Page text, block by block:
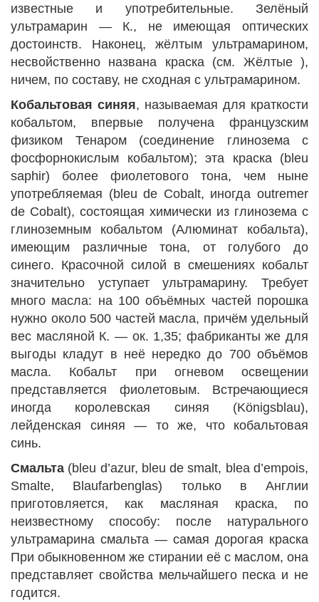
известные и употребительные. Зелёный
ультрамарин — К., не имеющая оптических
достоинств. Наконец, жёлтым ультрамарином,
несвойственно названа краска (см. Жёлтые ),
ничем, по составу, не сходная с ультрамарином.
Кобальтовая синяя, называемая для краткости
кобальтом, впервые получена французским
физиком Тенаром (соединение глинозема с
фосфорнокислым кобальтом); эта краска (bleu
saphir) более фиолетового тона, чем ныне
употребляемая (bleu de Cobalt, иногда outremer
de Cobalt), состоящая химически из глинозема с
глиноземным кобальтом (Алюминат кобальта),
имеющим различные тона, от голубого до
синего. Красочной силой в смешениях кобальт
значительно уступает ультрамарину. Требует
много масла: на 100 объёмных частей порошка
нужно около 500 частей масла, причём удельный
вес масляной К. — ок. 1,35; фабриканты же для
выгоды кладут в неё нередко до 700 объёмов
масла. Кобальт при огневом освещении
представляется фиолетовым. Встречающиеся
иногда королевская синяя (Königsblau),
лейденская синяя — то же, что кобальтовая
синь.
Смальта (bleu d’azur, bleu de smalt, blea d’empois,
Smalte, Blaufarbenglas) только в Англии
приготовляется, как масляная краска, по
неизвестному способу: после натурального
ультрамарина смальта — самая дорогая краска
При обыкновенном же стирании её с маслом, она
представляет свойства мельчайшего песка и не
годится.